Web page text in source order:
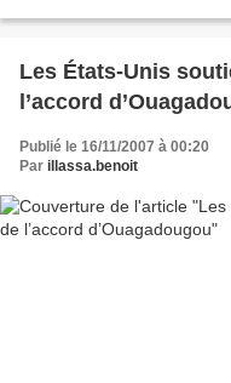
Les États-Unis
l’accord
Publié le 16/11/2007 à 00:20
Par illassa.benoit